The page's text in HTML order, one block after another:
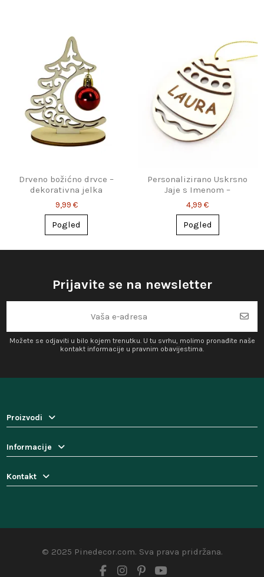
Drveno božićno drvce –
dekorativna jelka
9,99 €
Pogled
Personalizirano Uskrsno
Jaje s Imenom –
Dekoracija ili Oznaka za
Poklon
4,99 €
Pogled
Prijavite se na newsletter
Možete se odjaviti u bilo kojem trenutku. U tu svrhu, molimo pronađite naše
kontakt informacije u pravnim obavijestima.
Proizvodi
Informacije
Kontakt
© 2025 Pinedecor.com. Sva prava pridržana.